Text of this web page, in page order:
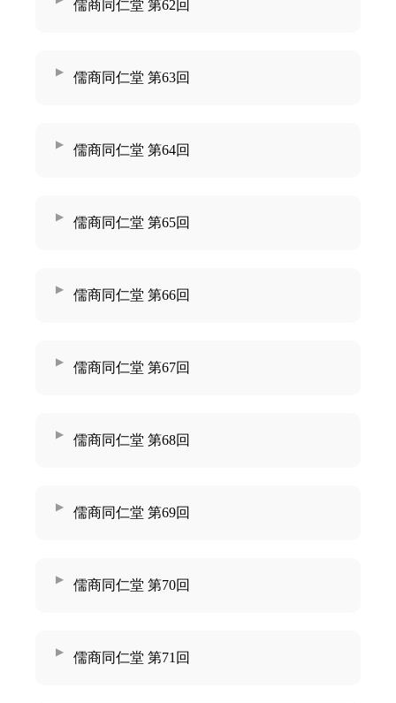
儒商同仁堂 第62回
儒商同仁堂 第63回
儒商同仁堂 第64回
儒商同仁堂 第65回
儒商同仁堂 第66回
儒商同仁堂 第67回
儒商同仁堂 第68回
儒商同仁堂 第69回
儒商同仁堂 第70回
儒商同仁堂 第71回